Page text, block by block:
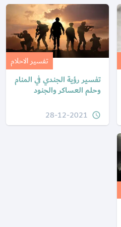
تفسير الاحلام
تفسير رؤية الجندي في المنام
وحلم العساكر والجنود
query_builder
28-12-2021